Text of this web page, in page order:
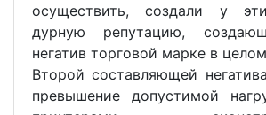
осуществить, создали у
дурную репутацию,
негатив торговой марке в
Второй составляющей
превышение допустимой